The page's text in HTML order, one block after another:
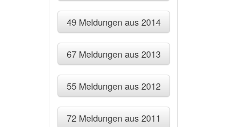
49 Meldungen aus 2014
67 Meldungen aus 2013
55 Meldungen aus 2012
72 Meldungen aus 2011